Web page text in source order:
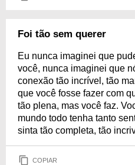
Foi tão sem querer
Eu nunca imaginei que
você, nunca imaginei que
conexão tão incrível, tão
que você fosse fazer com
tão plena, mas você faz.
mundo todo tenha tanto
sinta tão completa, tão
COPIAR